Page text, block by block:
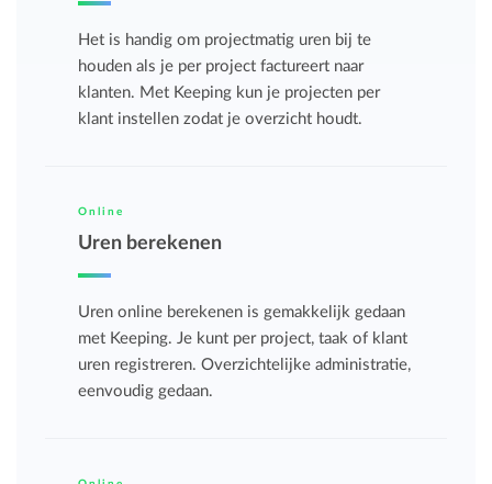
Het is handig om projectmatig uren bij te
houden als je per project factureert naar
klanten. Met Keeping kun je projecten per
klant instellen zodat je overzicht houdt.
Online
Uren berekenen
Uren online berekenen is gemakkelijk gedaan
met Keeping. Je kunt per project, taak of klant
uren registreren. Overzichtelijke administratie,
eenvoudig gedaan.